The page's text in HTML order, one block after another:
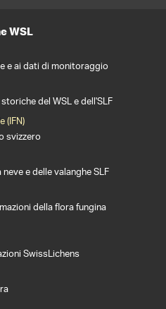
WSL
e ai dati di monitoraggio
del WSL e dell'SLF
(IFN)
svizzero
e delle valanghe SLF
della flora fungina
SwissLichens